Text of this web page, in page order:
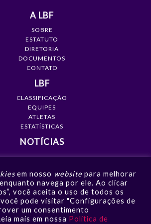
A LBF
SOBRE
ESTATUTO
DIRETORIA
DOCUMENTOS
CONTATO
LBF
CLASSIFICAÇÃO
EQUIPES
ATLETAS
ESTATÍSTICAS
NOTÍCIAS
GALERIAS
VÍDEOS
NOTÍCIAS
CONTATO
em nosso website para melhorar
navega por ele. Ao clicar
você aceita o uso de todos os
pode visitar "Configurações de
um consentimento
mais em nossa Política de